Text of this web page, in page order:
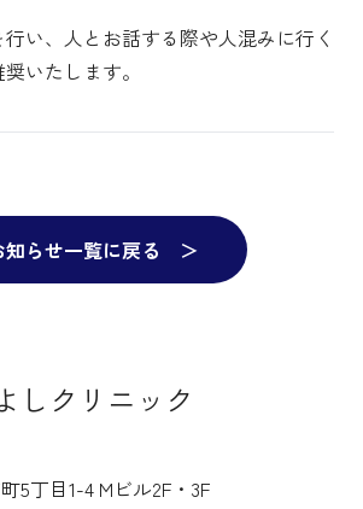
い、人とお話する際や人混みに行く
いたします。
知らせ一覧に戻る ＞
しクリニック
5丁目1-4 Mビル2F・3F